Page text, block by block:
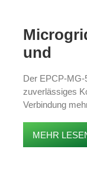
und
Der EPCP-MG-
zuverlässiges
Verbindung
automatisierte
MEHR